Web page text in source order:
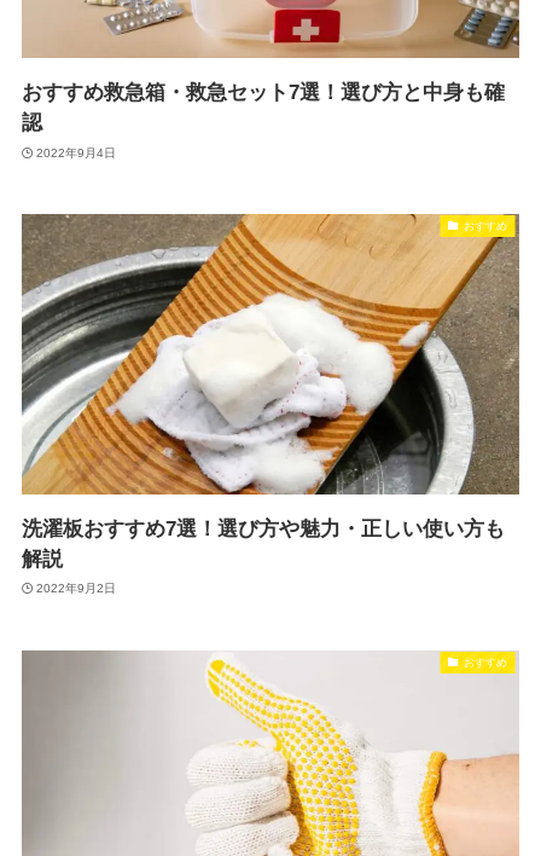
おすすめ救急箱・救急セット7選！選び方と中身も確
認
2022年9月4日
おすすめ
洗濯板おすすめ7選！選び方や魅力・正しい使い方も
解説
2022年9月2日
おすすめ